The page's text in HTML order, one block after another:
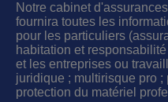
Notre cabinet
fournira toutes les
pour les particuliers
habitation et
et les entreprises ou
juridique ; multirisque pro
protection du matériel